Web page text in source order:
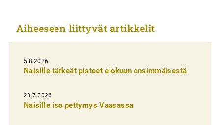
k
e
l
i
e
n
Aiheeseen liittyvät artikkelit
5.8.2026
Naisille tärkeät pisteet elokuun ensimmäisestä
28.7.2026
Naisille iso pettymys Vaasassa